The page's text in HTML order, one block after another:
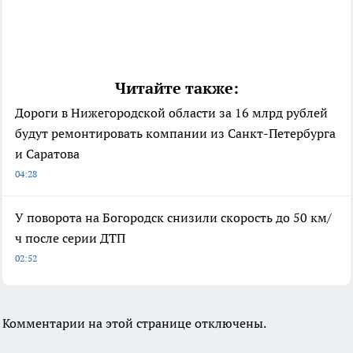
Читайте также:
Дороги в Нижегородской области за 16 млрд рублей
будут ремонтировать компании из Санкт-Петербурга
и Саратова
04:28
У поворота на Богородск снизили скорость до 50 км/
ч после серии ДТП
02:52
Комментарии на этой странице отключены.